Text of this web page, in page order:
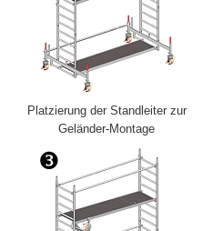
Platzierung der Standleiter zur
Geländer-Montage